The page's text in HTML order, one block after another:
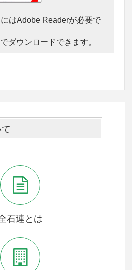
はAdobe Readerが必要で
ダウンロードできます。
石連とは